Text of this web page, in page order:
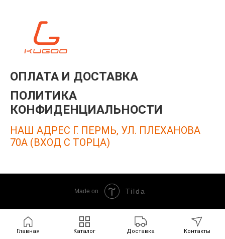
Главная Каталог Доставка Контакты
ОПЛАТА И ДОСТАВКА
ПОЛИТИКА
КОНФИДЕНЦИАЛЬНОСТИ
НАШ АДРЕС Г. ПЕРМЬ, УЛ. ПЛЕХАНОВА
70А (ВХОД С ТОРЦА)
Made on Tilda